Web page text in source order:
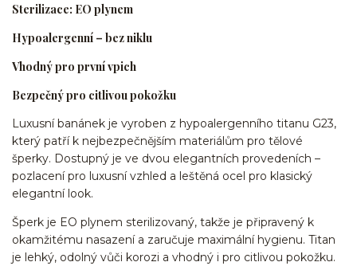
Sterilizace: EO plynem
Hypoalergenní – bez niklu
Vhodný pro první vpich
Bezpečný pro citlivou pokožku
Luxusní banánek je vyroben z hypoalergenního titanu G23,
který patří k nejbezpečnějším materiálům pro tělové
šperky. Dostupný je ve dvou elegantních provedeních –
pozlacení pro luxusní vzhled a leštěná ocel pro klasický
elegantní look.
Šperk je EO plynem sterilizovaný, takže je připravený k
okamžitému nasazení a zaručuje maximální hygienu. Titan
je lehký, odolný vůči korozi a vhodný i pro citlivou pokožku.